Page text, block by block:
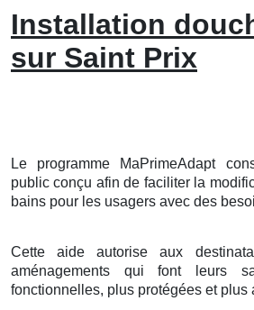
Installation
sur Saint Prix
Le programme MaPrimeAdapt
public conçu afin de faciliter la
bains pour les usagers avec des
Cette aide autorise aux
aménagements qui font leurs
fonctionnelles, plus protégées et plus